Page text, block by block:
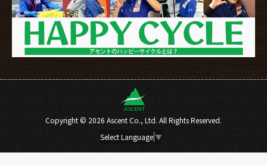
Copyright ©2026 Ascent Co., Ltd. All Rights Reserved.
Select Language ▼